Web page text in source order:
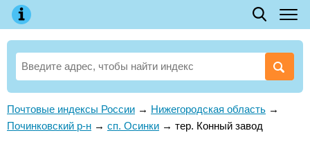
Почтовые индексы России → Нижегородская область →
Починковский р-н → сп. Осинки → тер. Конный завод